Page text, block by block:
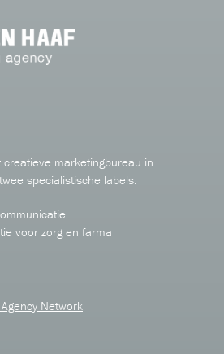
marketingbureau in
specialistische labels:
voor zorg en farma
Network